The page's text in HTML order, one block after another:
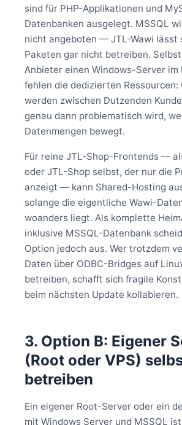
sind für PHP-Applikationen und
Datenbanken ausgelegt. MSSQL
nicht angeboten — JTL-Wawi lässt
Paketen gar nicht betreiben.
Anbieter einen Windows-Server
fehlen die dedizierten Ressourcen:
werden zwischen Dutzenden
genau dann problematisch wird,
Datenmengen bewegt.
Für reine JTL-Shop-Frontends —
oder JTL-Shop selbst, der nur die
anzeigt — kann Shared-Hosting
solange die eigentliche Wawi-
woanders liegt. Als komplette
inklusive MSSQL-Datenbank
Option jedoch aus. Wer trotzdem
Daten über ODBC-Bridges auf
betreiben, schafft sich fragile
beim nächsten Update kollabieren.
3. Option B: Eigener
(Root oder VPS)
betreiben
Ein eigener Root-Server oder ein
mit Windows Server und MSSQL